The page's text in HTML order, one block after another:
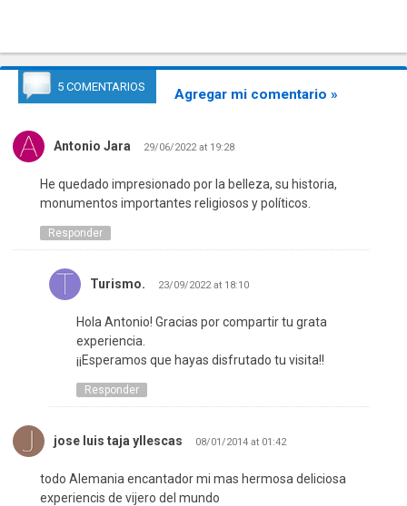
5 COMENTARIOS Agregar mi comentario »
Antonio Jara 29/06/2022 at 19:28
He quedado impresionado por la belleza, su historia,
monumentos importantes religiosos y políticos.
Responder
Turismo. 23/09/2022 at 18:10
Hola Antonio! Gracias por compartir tu grata
experiencia.
¡¡Esperamos que hayas disfrutado tu visita!!
Responder
jose luis taja yllescas 08/01/2014 at 01:42
todo Alemania encantador mi mas hermosa deliciosa
experiencis de vijero del mundo